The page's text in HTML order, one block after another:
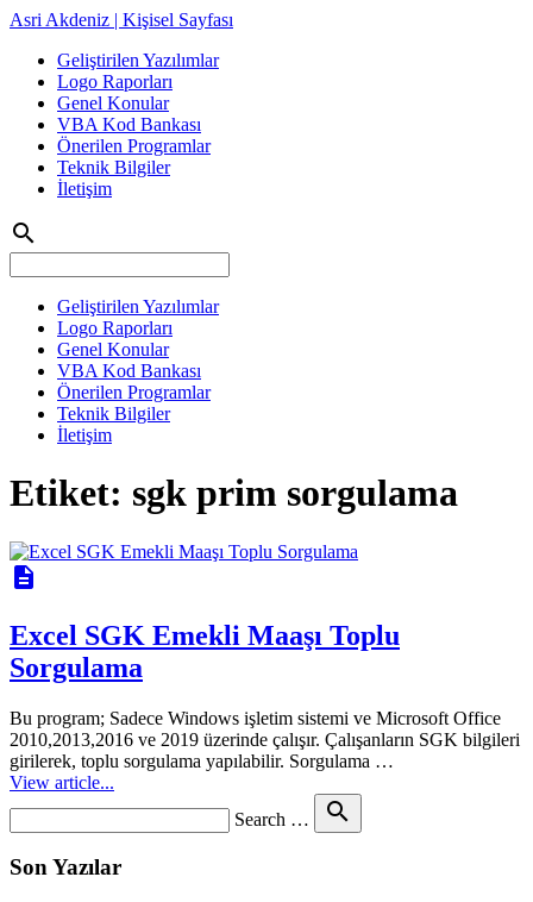
Asri Akdeniz | Kişisel Sayfası
Geliştirilen Yazılımlar
Logo Raporları
Genel Konular
VBA Kod Bankası
Önerilen Programlar
Teknik Bilgiler
İletişim
search
Geliştirilen Yazılımlar
Logo Raporları
Genel Konular
VBA Kod Bankası
Önerilen Programlar
Teknik Bilgiler
İletişim
Etiket: sgk prim sorgulama
description
Excel SGK Emekli Maaşı Toplu
Sorgulama
Bu program; Sadece Windows işletim sistemi ve Microsoft Office
2010,2013,2016 ve 2019 üzerinde çalışır. Çalışanların SGK bilgileri
girilerek, toplu sorgulama yapılabilir. Sorgulama …
View article...
Search … search
Son Yazılar